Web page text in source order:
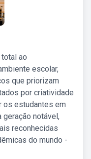
ao
escolar,
que priorizam
por criatividade
os estudantes em
geração notável,
reconhecidas
do mundo -